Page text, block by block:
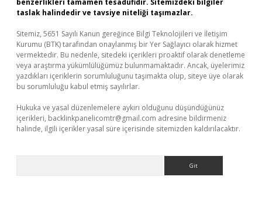
benzerlikleri tamamen tesadüfidir. Sitemizdeki bilgiler
taslak halindedir ve tavsiye niteliği taşımazlar.
Sitemiz, 5651 Sayılı Kanun gereğince Bilgi Teknolojileri ve İletişim
Kurumu (BTK) tarafından onaylanmış bir Yer Sağlayıcı olarak hizmet
vermektedir. Bu nedenle, sitedeki içerikleri proaktif olarak denetleme
veya araştırma yükümlülüğümüz bulunmamaktadır. Ancak, üyelerimiz
yazdıkları içeriklerin sorumluluğunu taşımakta olup, siteye üye olarak
bu sorumluluğu kabul etmiş sayılırlar.
Hukuka ve yasal düzenlemelere aykırı olduğunu düşündüğünüz
içerikleri, backlinkpanelicomtr@gmail.com adresine bildirmeniz
halinde, ilgili içerikler yasal süre içerisinde sitemizden kaldırılacaktır.